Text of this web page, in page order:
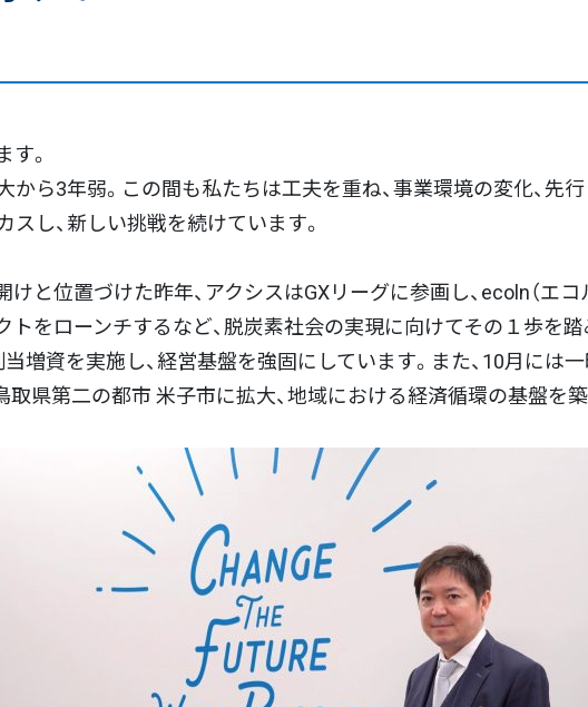
。
ら3年弱。この間も私たちは工夫を重ね、事業環境の変化、先
し、新しい挑戦を続けています。
と位置づけた昨年、アクシスはGXリーグに参画し、ecoln（エ
をローンチするなど、脱炭素社会の実現に向けてその１歩を踏
増資を実施し、経営基盤を強固にしています。また、10月には
取県第二の都市 米子市に拡大、地域における経済循環の基盤を